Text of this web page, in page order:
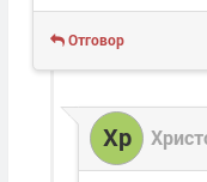
Отговор
Хр